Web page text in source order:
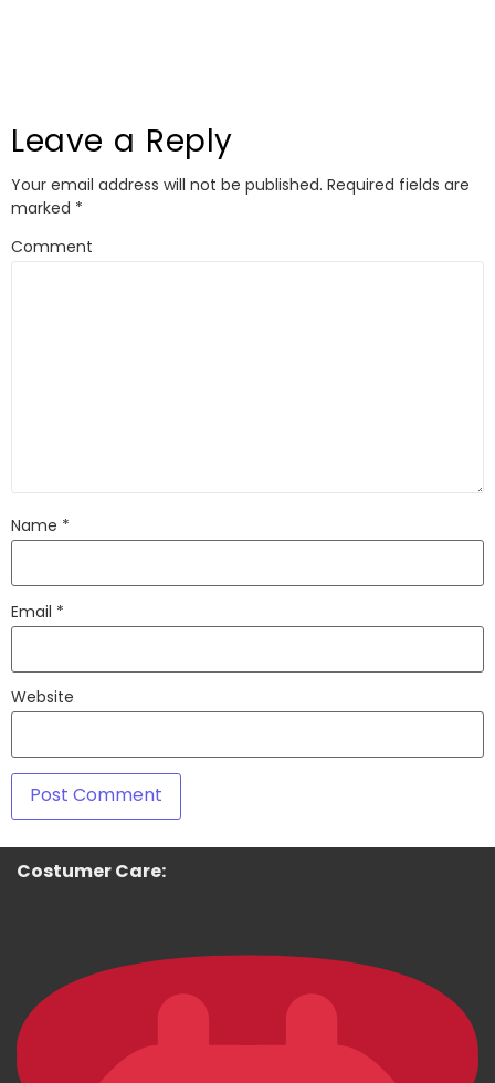
Leave a Reply
Your email address will not be published. Required fields are
marked *
Comment
Name *
Email *
Website
Costumer Care: